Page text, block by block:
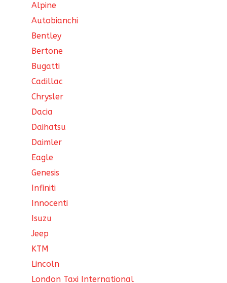
Alpine
Autobianchi
Bentley
Bertone
Bugatti
Cadillac
Chrysler
Dacia
Daihatsu
Daimler
Eagle
Genesis
Infiniti
Innocenti
Isuzu
Jeep
KTM
Lincoln
London Taxi International